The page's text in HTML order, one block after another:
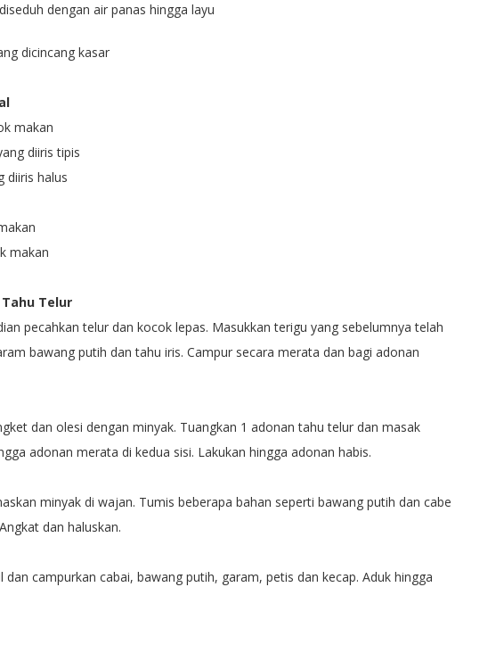
dengan air panas hingga layu
dicincang kasar
makan
diiris tipis
diiris halus
makan
Telur
pecahkan telur dan kocok lepas. Masukkan terigu yang sebelumnya telah
bawang putih dan tahu iris. Campur secara merata dan bagi adonan
dan olesi dengan minyak. Tuangkan 1 adonan tahu telur dan masak
adonan merata di kedua sisi. Lakukan hingga adonan habis.
minyak di wajan. Tumis beberapa bahan seperti bawang putih dan cabe
dan haluskan.
dan campurkan cabai, bawang putih, garam, petis dan kecap. Aduk hingga